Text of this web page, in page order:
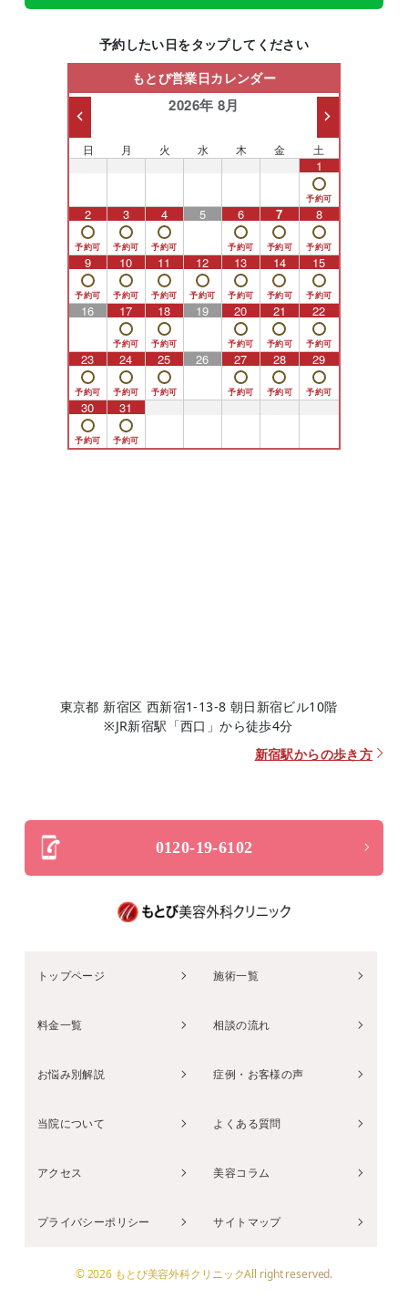
予約したい日をタップしてください
もとび営業日カレンダー
2026年 8月
日 月 火 水 木 金 土
1
2 3 4 5 6 7 8
9 10 11 12 13 14 15
16 17 18 19 20 21 22
23 24 25 26 27 28 29
30 31
東京都 新宿区 西新宿1-13-8 朝日新宿ビル10階
※JR新宿駅「西口」から徒歩4分
新宿駅からの歩き方
0120-19-6102
トップページ 施術一覧
料金一覧 相談の流れ
お悩み別解説 症例・お客様の声
当院について よくある質問
アクセス 美容コラム
プライバシーポリシー サイトマップ
© 2026 もとび美容外科クリニックAll right reserved.